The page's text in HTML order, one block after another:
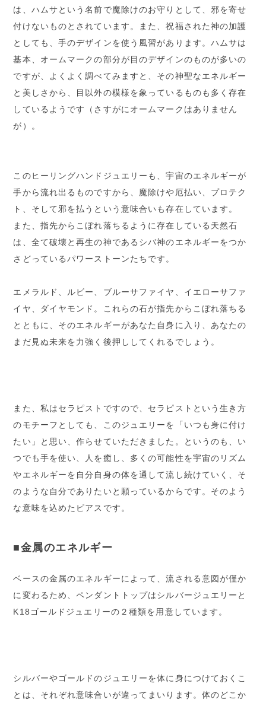
は、ハムサという名前で魔除けのお守りとして、邪を寄せ
付けないものとされています。また、祝福された神の加護
としても、手のデザインを使う風習があります。ハムサは
基本、オームマークの部分が目のデザインのものが多いの
ですが、よくよく調べてみますと、その神聖なエネルギー
と美しさから、目以外の模様を象っているものも多く存在
しているようです（さすがにオームマークはありません
が）。
このヒーリングハンドジュエリーも、宇宙のエネルギーが
手から流れ出るものですから、魔除けや厄払い、プロテク
ト、そして邪を払うという意味合いも存在しています。
また、指先からこぼれ落ちるように存在している天然石
は、全て破壊と再生の神であるシバ神のエネルギーをつか
さどっているパワーストーンたちです。
エメラルド、ルビー、ブルーサファイヤ、イエローサファ
イヤ、ダイヤモンド。これらの石が指先からこぼれ落ちる
とともに、そのエネルギーがあなた自身に入り、あなたの
まだ見ぬ未来を力強く後押ししてくれるでしょう。
また、私はセラピストですので、セラピストという生き方
のモチーフとしても、このジュエリーを「いつも身に付け
たい」と思い、作らせていただきました。というのも、い
つでも手を使い、人を癒し、多くの可能性を宇宙のリズム
やエネルギーを自分自身の体を通して流し続けていく、そ
のような自分でありたいと願っているからです。そのよう
な意味を込めたピアスです。
■金属のエネルギー
ベースの金属のエネルギーによって、流される意図が僅か
に変わるため、ペンダントトップはシルバージュエリーと
K18ゴールドジュエリーの２種類を用意しています。
シルバーやゴールドのジュエリーを体に身につけておくこ
とは、それぞれ意味合いが違ってまいります。体のどこか